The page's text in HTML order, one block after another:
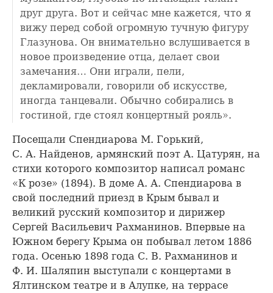
друг друга. Вот и сейчас мне кажется, что я
вижу перед собой огромную тучную фигуру
Глазунова. Он внимательно вслушивается в
новое произведение отца, делает свои
замечания… Они играли, пели,
декламировали, говорили об искусстве,
иногда танцевали. Обычно собирались в
гостиной, где стоял концертный рояль».
Посещали Спендиарова М. Горький,
С. А. Найденов, армянский поэт А. Цатурян, на
стихи которого композитор написал романс
«К розе» (1894). В доме А. А. Спендиарова в
свой последний приезд в Крым бывал и
великий русский композитор и дирижер
Сергей Васильевич Рахманинов. Впервые на
Южном берегу Крыма он побывал летом 1886
года. Осенью 1898 года С. В. Рахманинов и
Ф. И. Шаляпин выступали с концертами в
Ялтинском театре и в Алупке, на террасе